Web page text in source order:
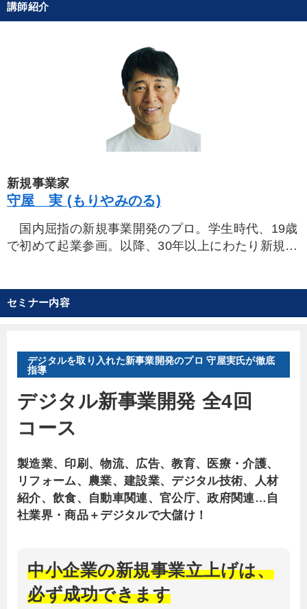
講師紹介
新規事業家
守屋 実 (もりやみのる)
国内屈指の新規事業開発のプロ。学生時代、19歳
で初めて起業参画。以降、30年以上にわたり新規事
事業開発を担当。2002年には新事業の専門会社エム
アウトを、ミスミ創業オーナーである田口弘氏と創
童・保育、ジュエリー、リフォーム、医療事業をは
じめとし、数多くの事業を立上げる。
2010年、守屋実事務所を設立。新規事業家として
同時に参画する。
る。2018年、ラクスルとブティックスを２ヵ月連続
で上場させるなど、実績を持つ。
これまでに氏が携わってきたどの事業でも、時間
ど事業開発の新しい視点として注目されている。
セミナー内容
デジタルを取り入れた新事業開発のプロ 守屋実氏が徹底
指導
デジタル新事業開発 全4回
コース
製造業、印刷、物流、広告、教育、医療・介護、
リフォーム、農業、建設業、デジタル技術、人材
紹介、飲食、自動車関連、官公庁、政府関連…自
社業界・商品＋デジタルで大儲け！
中小企業の新規事業立上げは、
必ず成功できます